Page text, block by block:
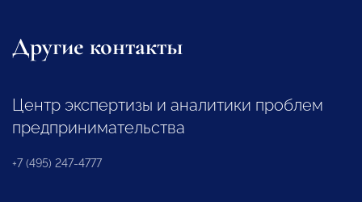
Другие контакты
Центр экспертизы и аналитики проблем
предпринимательства
+7 (495) 247-4777